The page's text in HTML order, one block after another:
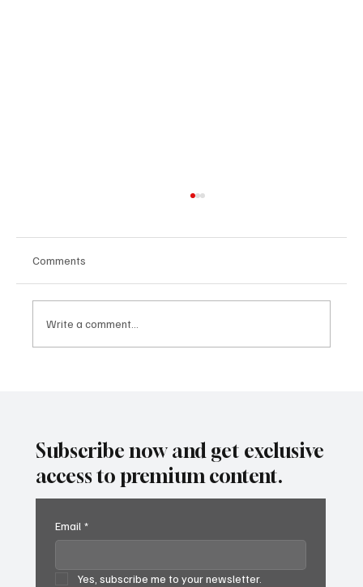
Comments
Write a comment...
Subscribe now and get exclusive
access to premium content.
Email *
Yes, subscribe me to your newsletter.